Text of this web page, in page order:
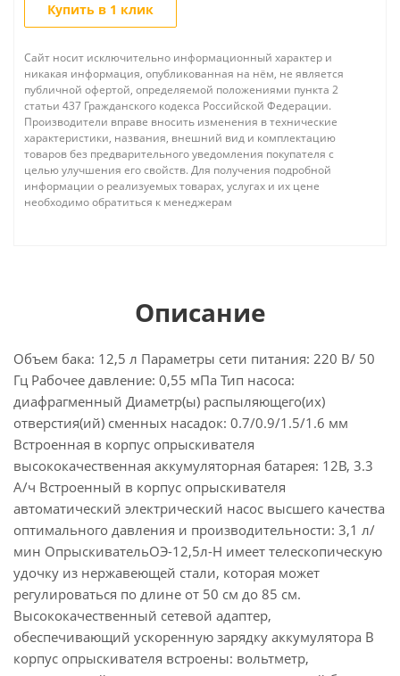
Купить в 1 клик
Сайт носит исключительно информационный характер и
никакая информация, опубликованная на нём, не является
публичной офертой, определяемой положениями пункта 2
статьи 437 Гражданского кодекса Российской Федерации.
Производители вправе вносить изменения в технические
характеристики, названия, внешний вид и комплектацию
товаров без предварительного уведомления покупателя с
целью улучшения его свойств. Для получения подробной
информации о реализуемых товарах, услугах и их цене
необходимо обратиться к менеджерам
Описание
Объем бака: 12,5 л Параметры сети питания: 220 В/ 50
Гц Рабочее давление: 0,55 мПа Тип насоса:
диафрагменный Диаметр(ы) распыляющего(их)
отверстия(ий) сменных насадок: 0.7/0.9/1.5/1.6 мм
Встроенная в корпус опрыскивателя
высококачественная аккумуляторная батарея: 12В, 3.3
А/ч Встроенный в корпус опрыскивателя
автоматический электрический насос высшего качества
оптимального давления и производительности: 3,1 л/
мин ОпрыскивательОЭ-12,5л-Н имеет телескопическую
удочку из нержавеющей стали, которая может
регулироваться по длине от 50 см до 85 см.
Высококачественный сетевой адаптер,
обеспечивающий ускоренную зарядку аккумулятора В
корпус опрыскивателя встроены: вольтметр,